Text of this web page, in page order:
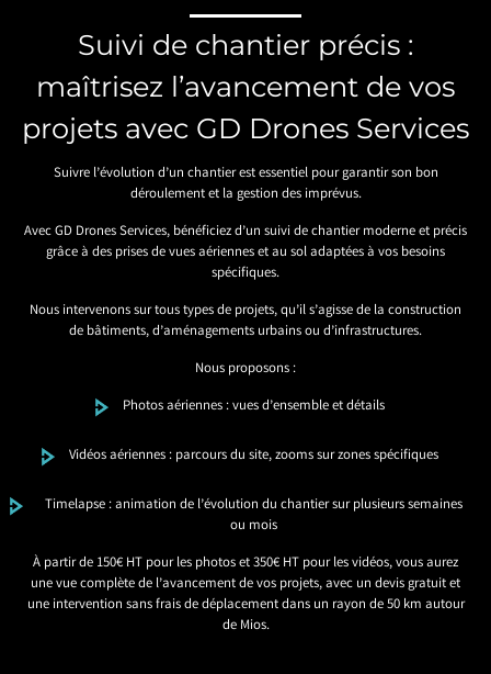
Suivi de chantier précis :
maîtrisez l’avancement de vos
projets avec GD Drones Services
Suivre l’évolution d’un chantier est essentiel pour garantir son bon
déroulement et la gestion des imprévus.
Avec GD Drones Services, bénéficiez d’un suivi de chantier moderne et précis
grâce à des prises de vues aériennes et au sol adaptées à vos besoins
spécifiques.
Nous intervenons sur tous types de projets, qu’il s’agisse de la construction
de bâtiments, d’aménagements urbains ou d’infrastructures.
Nous proposons :
Photos aériennes : vues d’ensemble et détails
Vidéos aériennes : parcours du site, zooms sur zones spécifiques
Timelapse : animation de l’évolution du chantier sur plusieurs semaines
ou mois
À partir de 150€ HT pour les photos et 350€ HT pour les vidéos, vous aurez
une vue complète de l’avancement de vos projets, avec un devis gratuit et
une intervention sans frais de déplacement dans un rayon de 50 km autour
de Mios.